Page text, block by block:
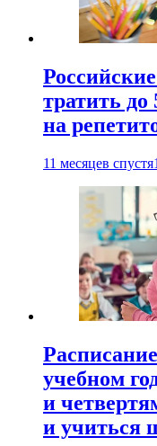
тратить до
на
11 месяцев спустя
учебном
и
и учиться